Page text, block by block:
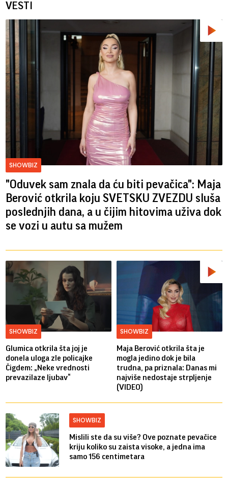
VESTI
SHOWBIZ
"Oduvek sam znala da ću biti pevačica": Maja
Berović otkrila koju SVETSKU ZVEZDU sluša
poslednjih dana, a u čijim hitovima uživa dok
se vozi u autu sa mužem
SHOWBIZ
Glumica otkrila šta joj je
donela uloga zle policajke
Čigdem: „Neke vrednosti
prevazilaze ljubav“
SHOWBIZ
Maja Berović otkrila šta je
mogla jedino dok je bila
trudna, pa priznala: Danas mi
najviše nedostaje strpljenje
(VIDEO)
SHOWBIZ
Mislili ste da su više? Ove poznate pevačice
kriju koliko su zaista visoke, a jedna ima
samo 156 centimetara